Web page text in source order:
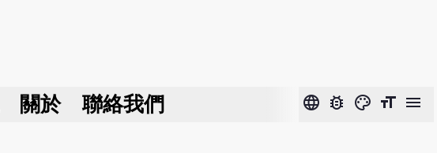
關於 聯絡我們 language bug_report color_lens format_size menu